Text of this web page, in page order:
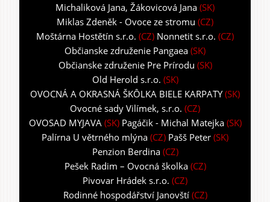
Michaliková Jana, Žákovicová Jana (SK)
Miklas Zdeněk - Ovoce ze stromu (CZ)
Moštárna Hostětín s.r.o. (CZ) Nonnetit s.r.o. (CZ)
Občianske združenie Pangaea (SK)
Občianske združenie Pre Prírodu (SK)
Old Herold s.r.o. (SK)
OVOCNÁ A OKRASNÁ ŠKÔLKA BIELE KARPATY(SK)
Ovocné sady Vilímek, s.r.o. (CZ)
OVOSAD MYJAVA (SK) Pagáčik - Michal Matejka(SK)
Palírna U větrného mlýna (CZ) Pašš Peter (SK)
Penzion Berdina(CZ)
Pešek Radim – Ovocná školka(CZ)
Pivovar Hrádek s.r.o. (CZ)
Rodinné hospodářství Janovští (CZ)